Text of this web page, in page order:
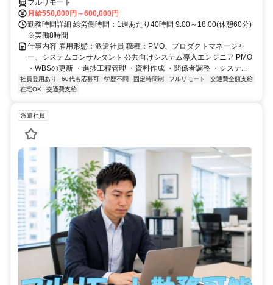
フルリモート
月給550,000円～600,000円
勤務時間詳細 総労働時間：1週あたり40時間 9:00～18:00(休憩60分)
※実働8時間
仕事内容 雇用形態：派遣社員 職種：PMO、プロダクトマネージャ
ー、システムコンサルタント 公共向けシステム導入エンジニア PMO
・WBSの更新 ・進捗工程管理 ・資料作成 ・関係者調整 ・システ...
社員登用あり 60代も応募可 学歴不問 固定時間制 フルリモート
交通費全額支給
在宅OK
交通費支給
派遣社員